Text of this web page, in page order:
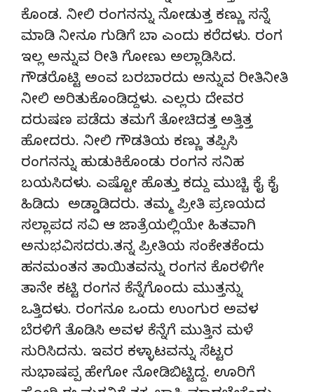
ಕೊಂಡ. ನೀಲಿ ರಂಗನನ್ನು ನೋಡುತ್ತ ಕಣ್ಣು ಸನ್ನೆ
ಮಾಡಿ ನೀನೂ ಗುಡಿಗೆ ಬಾ ಎಂದು ಕರೆದಳು. ರಂಗ
ಇಲ್ಲ ಅನ್ನುವ ರೀತಿ ಗೋಣು ಅಲ್ಲಾಡಿಸಿದ.
ಗೌಡರೊಟ್ಟಿ ಅಂವ ಬರಬಾರದು ಅನ್ನುವ ರೀತಿನೀತಿ
ನೀಲಿ ಅರಿತುಕೊಂಡಿದ್ದಳು. ಎಲ್ಲರು ದೇವರ
ದರುಷಣ ಪಡೆದು ತಮಗೆ ತೋಚಿದತ್ತ ಅತ್ತಿತ್ತ
ಹೋದರು. ನೀಲಿ ಗೌಡತಿಯ ಕಣ್ಣು ತಪ್ಪಿಸಿ
ರಂಗನನ್ನು ಹುಡುಕಿಕೊಂಡು ರಂಗನ ಸನಿಹ
ಬಯಸಿದಳು. ಎಷ್ಟೋ ಹೊತ್ತು ಕದ್ದು ಮುಚ್ಚಿ ಕೈ ಕೈ
ಹಿಡಿದು ಅಡ್ಡಾಡಿದರು. ತಮ್ಮ ಪ್ರೀತಿ ಪ್ರಣಯದ
ಸಲ್ಲಾಪದ ಸವಿ ಆ ಜಾತ್ರೆಯಲ್ಲಿಯೇ ಹಿತವಾಗಿ
ಅನುಭವಿಸದರು.ತನ್ನ ಪ್ರೀತಿಯ ಸಂಕೇತಕೆಂದು
ಹನಮಂತನ ತಾಯಿತವನ್ನು ರಂಗನ ಕೊರಳಿಗೇ
ತಾನೇ ಕಟ್ಟಿ ರಂಗನ ಕೆನ್ನೆಗೊಂದು ಮುತ್ತನ್ನು
ಒತ್ತಿದಳು. ರಂಗನೂ ಒಂದು ಉಂಗುರ ಅವಳ
ಬೆರಳಿಗೆ ತೊಡಿಸಿ ಅವಳ ಕೆನ್ನೆಗೆ ಮುತ್ತಿನ ಮಳೆ
ಸುರಿಸಿದನು. ಇವರ ಕಳ್ಳಾಟವನ್ನು ಸೆಟ್ಟರ
ಸುಭಾಷಪ್ಪ ಹೇಗೋ ನೋಡಿಬಿಟ್ಟಿದ್ದ. ಊರಿಗೆ